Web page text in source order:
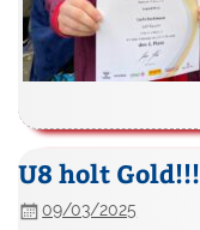
U8 holt Gold!!!
09/03/2025